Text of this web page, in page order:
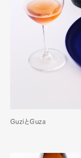
GuziとGuza